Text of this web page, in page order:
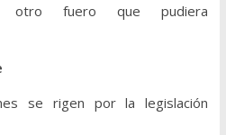
otro fuero que pudiera
se rigen por la legislación